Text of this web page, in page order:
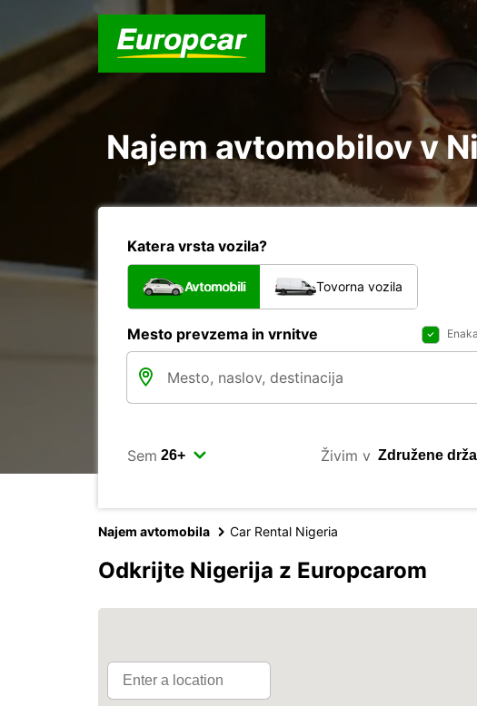
Najem avtomobilov v
Katera vrsta vozila?
Avtomobili Tovorna vozila
Mesto prevzema in vrnitve
Sem Živim v
Najem avtomobila Car Rental Nigeria
Odkrijte Nigerija z Europcarom